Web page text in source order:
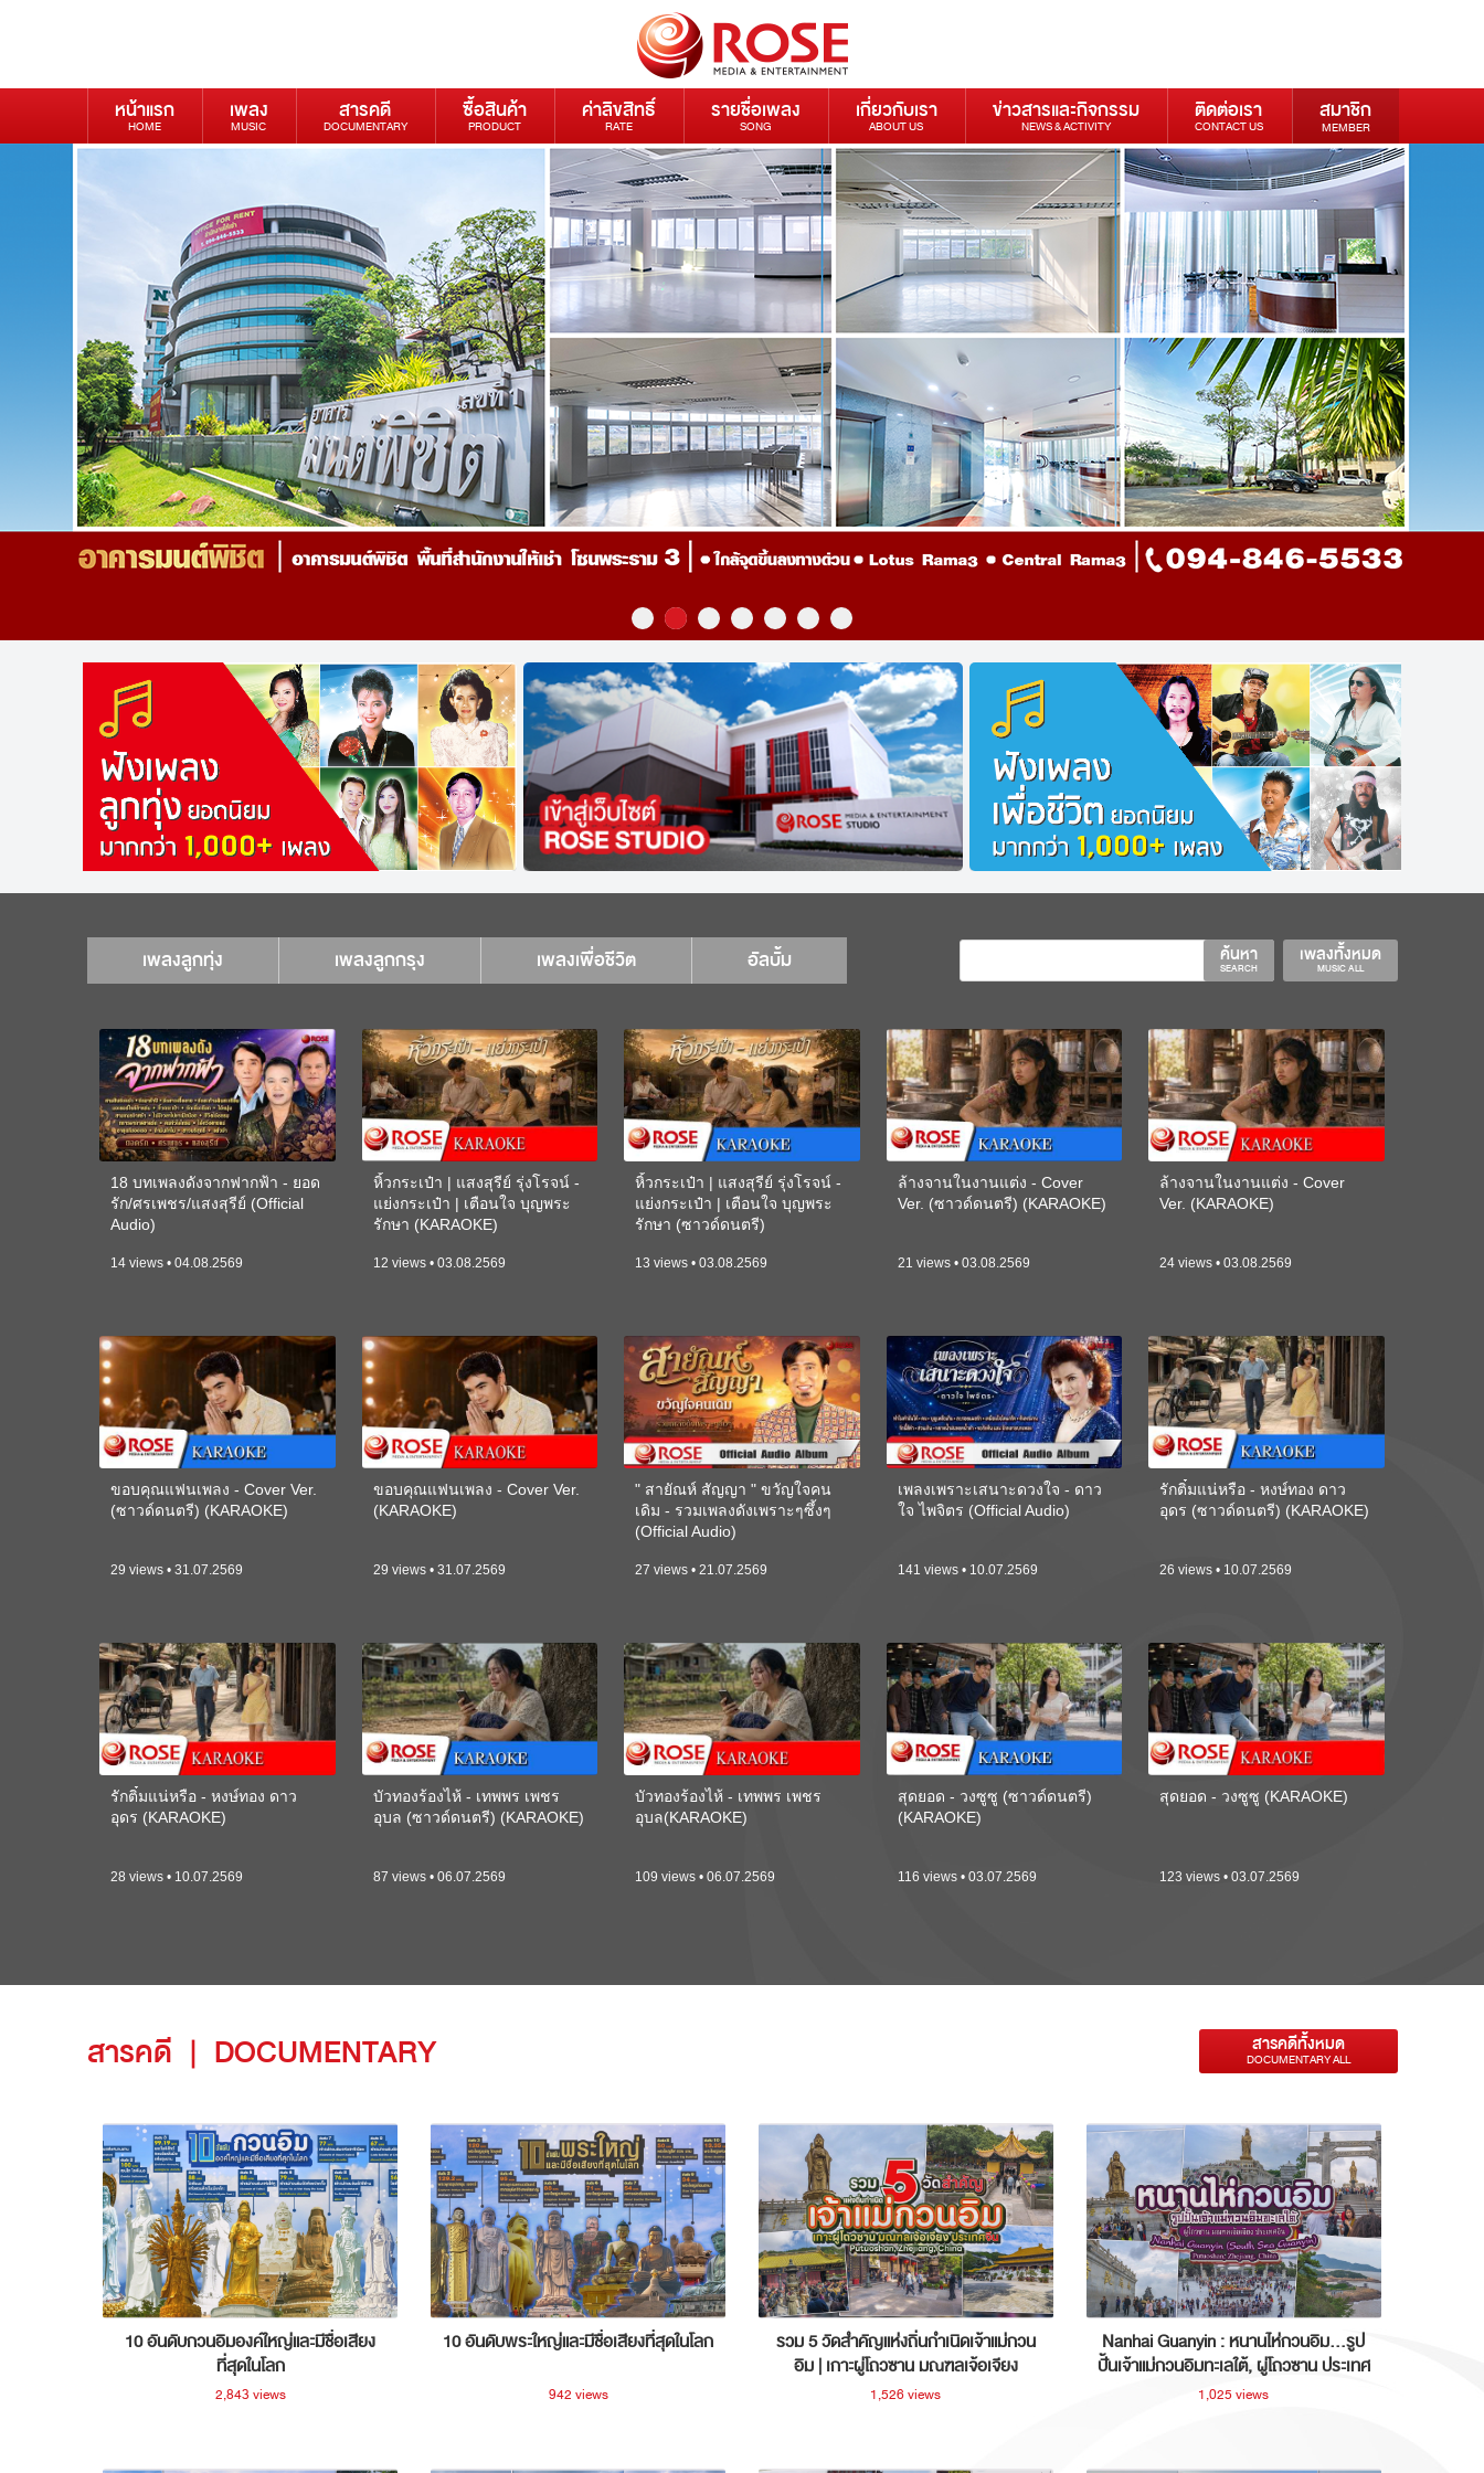
หน้าแรก
HOME
เพลง
MUSIC
สารคดี
DOCUMENTARY
ซื้อสินค้า
PRODUCT
ค่าลิขสิทธิ์
RATE
รายชื่อเพลง
SONG
เกี่ยวกับเรา
ABOUT US
ข่าวสารและกิจกรรม
NEWS & ACTIVITY
ติดต่อเรา
CONTACT US
สมาชิก
MEMBER
เพลงลูกทุ่ง เพลงลูกกรุง เพลงเพื่อชีวิต อัลบั้ม เพลงทั้งหมด
MUSIC ALL
ค้นหา
SEARCH
18 บทเพลงดังจากฟากฟ้า - ยอด
รัก/ศรเพชร/แสงสุรีย์ (Official
Audio)
14 views • 04.08.2569
หิ้วกระเป๋า | แสงสุรีย์ รุ่งโรจน์ -
แย่งกระเป๋า | เตือนใจ บุญพระ
รักษา (KARAOKE)
12 views • 03.08.2569
หิ้วกระเป๋า | แสงสุรีย์ รุ่งโรจน์ -
แย่งกระเป๋า | เตือนใจ บุญพระ
รักษา (ซาวด์ดนตรี)
13 views • 03.08.2569
ล้างจานในงานแต่ง - Cover
Ver. (ซาวด์ดนตรี) (KARAOKE)
21 views • 03.08.2569
ล้างจานในงานแต่ง - Cover
Ver. (KARAOKE)
24 views • 03.08.2569
ขอบคุณแฟนเพลง - Cover Ver.
(ซาวด์ดนตรี) (KARAOKE)
29 views • 31.07.2569
ขอบคุณแฟนเพลง - Cover Ver.
(KARAOKE)
29 views • 31.07.2569
" สายัณห์ สัญญา " ขวัญใจคน
เดิม - รวมเพลงดังเพราะๆซึ้งๆ
(Official Audio)
27 views • 21.07.2569
เพลงเพราะเสนาะดวงใจ - ดาว
ใจ ไพจิตร (Official Audio)
141 views • 10.07.2569
รักติ๋มแน่หรือ - หงษ์ทอง ดาว
อุดร (ซาวด์ดนตรี) (KARAOKE)
26 views • 10.07.2569
รักติ๋มแน่หรือ - หงษ์ทอง ดาว
อุดร (KARAOKE)
28 views • 10.07.2569
บัวทองร้องไห้ - เทพพร เพชร
อุบล (ซาวด์ดนตรี) (KARAOKE)
87 views • 06.07.2569
บัวทองร้องไห้ - เทพพร เพชร
อุบล(KARAOKE)
109 views • 06.07.2569
สุดยอด - วงซูซู (ซาวด์ดนตรี)
(KARAOKE)
116 views • 03.07.2569
สุดยอด - วงซูซู (KARAOKE)
123 views • 03.07.2569
สารคดี | DOCUMENTARY สารคดีทั้งหมด
DOCUMENTARY ALL
10 อันดับกวนอิมองค์ใหญ่และมีชื่อเสียง
ที่สุดในโลก
2,843 views
10 อันดับพระใหญ่และมีชื่อเสียงที่สุดในโลก
942 views
รวม 5 วัดสำคัญแห่งถิ่นกำเนิดเจ้าแม่กวน
อิม | เกาะผู่โถวซาน มณฑลเจ้อเจียง
ประเทศจีน
1,526 views
Nanhai Guanyin : หนานไห่กวนอิม...รูป
ปั้นเจ้าแม่กวนอิมทะเลใต้, ผู่โถวซาน ประเทศ
จีน
1,025 views